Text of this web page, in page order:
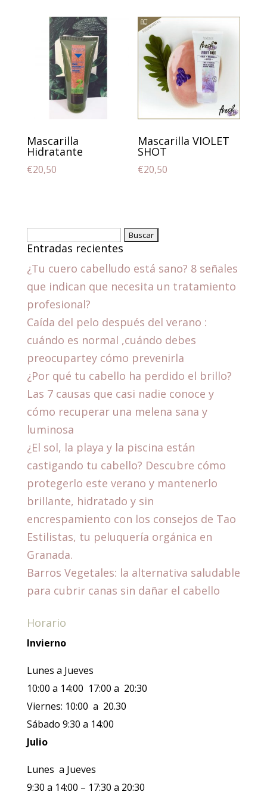
Mascarilla
Hidratante
€20,50
Mascarilla VIOLET
SHOT
€20,50
Buscar:
Entradas recientes
¿Tu cuero cabelludo está sano? 8 señales
que indican que necesita un tratamiento
profesional?
Caída del pelo después del verano :
cuándo es normal ,cuándo debes
preocupartey cómo prevenirla
¿Por qué tu cabello ha perdido el brillo?
Las 7 causas que casi nadie conoce y
cómo recuperar una melena sana y
luminosa
¿El sol, la playa y la piscina están
castigando tu cabello? Descubre cómo
protegerlo este verano y mantenerlo
brillante, hidratado y sin
encrespamiento con los consejos de Tao
Estilistas, tu peluquería orgánica en
Granada.
Barros Vegetales: la alternativa saludable
para cubrir canas sin dañar el cabello
Horario
Invierno
Lunes a Jueves
10:00 a 14:00 17:00 a 20:30
Viernes: 10:00 a 20.30
Sábado 9:30 a 14:00
Julio
Lunes a Jueves
9:30 a 14:00 – 17:30 a 20:30